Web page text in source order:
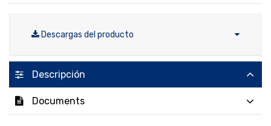
Descargas del producto
Descripción
Documents